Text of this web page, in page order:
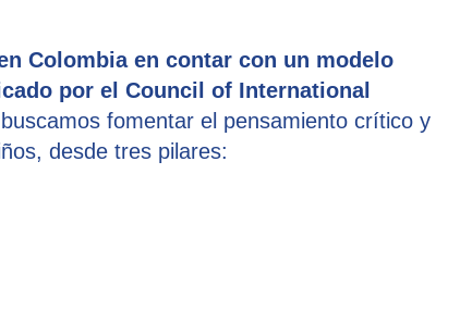
Colombia en contar con un modelo
por el Council of International
fomentar el pensamiento crítico y
desde tres pilares: